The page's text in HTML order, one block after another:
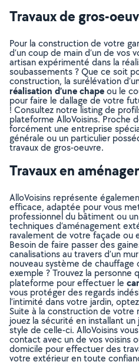
Travaux de gros-
Pour la construction de votre
d’un coup de main d’un de vos
artisan expérimenté dans la
soubassements ? Que ce soit
construction, la surélévation
réalisation d’une chapeou le
pour faire le dallage de votre
! Consultez notre listing de
plateforme AlloVoisins. Proche
forcément une entreprise
générale ou un particulier
travaux de gros-oeuvre.
Travaux en
AlloVoisins représente
efficace, adaptée pour vous
professionnel du bâtiment ou
techniques d’aménagement
ravalement de votre façade ou
Besoin de faire passer des
canalisations au travers d’un
nouveau système de chauffage
exemple ? Trouvez la personne
plateforme pour effectuer le
vous protéger des regards
l’intimité dans votre jardin,
Suite à la construction de votre
jouez la sécurité en installant
style de celle-ci. AlloVoisins
contact avec un de vos voisins
domicile pour effectuer des
votre extérieur en toute